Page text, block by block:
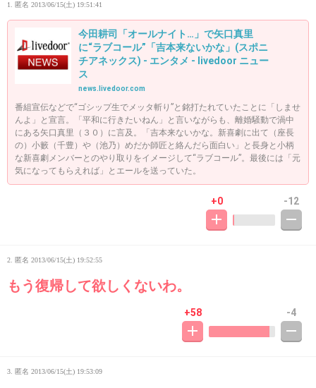
1. 匿名 2013/06/15(土) 19:51:41
今田耕司「オールナイト…」で矢口真里
に“ラブコール”「吉本来ないかな」(スポニ
チアネックス) - エンタメ - livedoor ニュー
ス
news.livedoor.com
番組宣伝などで“ゴシップ生でメッタ斬り”と銘打たれていたことに「しませ
んよ」と宣言。「平和に行きたいねん」と言いながらも、離婚騒動で渦中
にある矢口真里（３０）に言及。「吉本来ないかな。新喜劇に出て（座長
の）小籔（千豊）や（池乃）めだか師匠と絡んだら面白い」と長身と小柄
な新喜劇メンバーとのやり取りをイメージして“ラブコール”。最後には「元
気になってもらえれば」とエールを送っていた。
+0 -12
2. 匿名 2013/06/15(土) 19:52:55
もう復帰して欲しくないわ。
+58 -4
3. 匿名 2013/06/15(土) 19:53:09